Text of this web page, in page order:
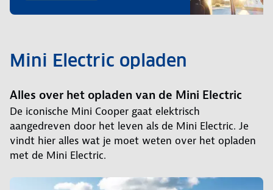
Mini Electric opladen
Alles over het opladen van de Mini Electric
De iconische Mini Cooper gaat elektrisch
aangedreven door het leven als de Mini Electric. Je
vindt hier alles wat je moet weten over het opladen
met de Mini Electric.